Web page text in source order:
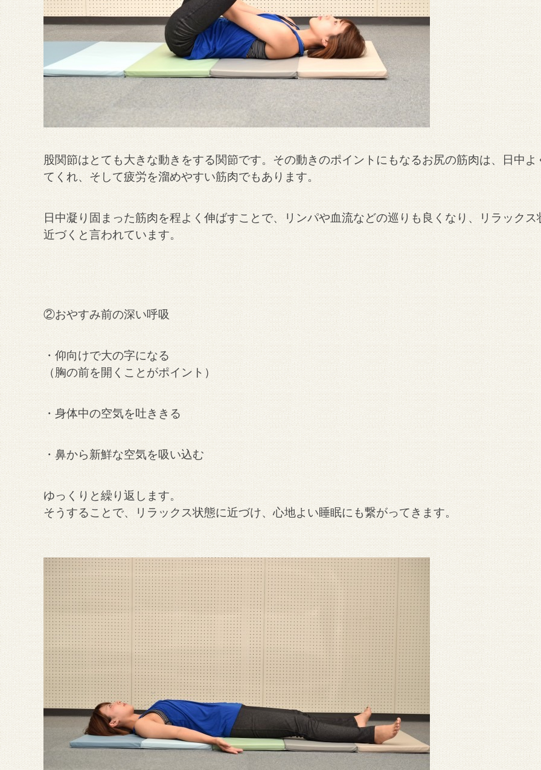
股関節はとても大きな動きをする関節です。その動きのポイントにもなるお尻の筋肉は、日中よ
てくれ、そして疲労を溜めやすい筋肉でもあります。
日中凝り固まった筋肉を程よく伸ばすことで、リンパや血流などの巡りも良くなり、リラックス
近づくと言われています。
②おやすみ前の深い呼吸
・仰向けで大の字になる
（胸の前を開くことがポイント）
・身体中の空気を吐ききる
・鼻から新鮮な空気を吸い込む
ゆっくりと繰り返します。
そうすることで、リラックス状態に近づけ、心地よい睡眠にも繋がってきます。